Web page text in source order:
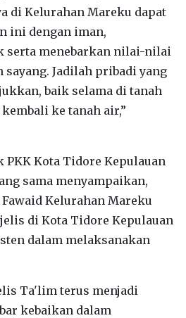
di Kelurahan Mareku dapat
ini dengan iman,
serta menebarkan nilai-nilai
Jadilah pribadi yang
baik selama di tanah
ke tanah air,”
PKK Kota Tidore Kepulauan
sama menyampaikan,
Kelurahan Mareku
di Kota Tidore Kepulauan
dalam melaksanakan
Ta'lim terus menjadi
kebaikan dalam